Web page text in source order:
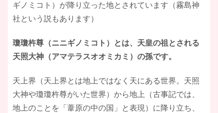
ギノミコト）が降り立った地とされています（霧島神
社という説もあります）
瓊瓊杵尊（ニニギノミコト）とは、天皇の祖とされる
天照大神（アマテラスオオミカミ）の孫です。
天上界（天上界とは地上ではなく天にある世界。天照
大神や瓊瓊杵尊がいた世界）から地上（古事記では、
地上のことを「葦原の中の国」と表現）に降り立ち、